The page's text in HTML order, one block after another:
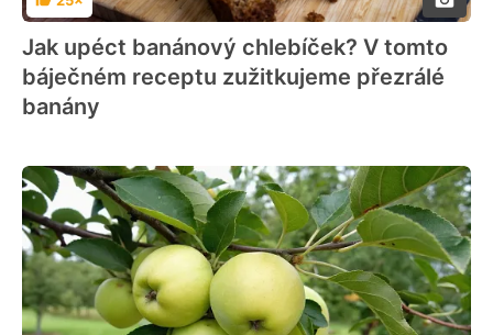
Hodnocení
Jak upéct banánový chlebíček? V tomto
báječném receptu zužitkujeme přezrálé
banány